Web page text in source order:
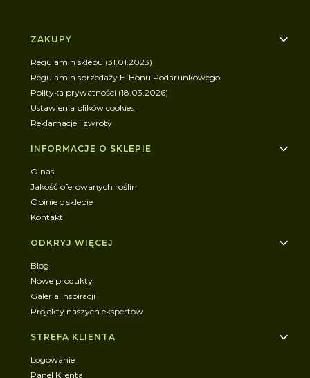
Linki w stopce
ZAKUPY
Regulamin sklepu (31.01.2023)
Regulamin sprzedaży E-Bonu Podarunkowego
Polityka prywatności (18.03.2026)
Ustawienia plików cookies
Reklamacje i zwroty
INFORMACJE O SKLEPIE
O nas
Jakość oferowanych roślin
Opinie o sklepie
Kontakt
ODKRYJ WIĘCEJ
Blog
Nowe produkty
Galeria inspiracji
Projekty naszych ekspertów
STREFA KLIENTA
Logowanie
Panel Klienta